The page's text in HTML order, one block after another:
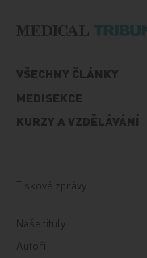
VŠECHNY ČLÁNKY
MEDISEKCE
KURZY A VZDĚLÁVÁNÍ
Tiskové zprávy
Naše tituly
Autoři